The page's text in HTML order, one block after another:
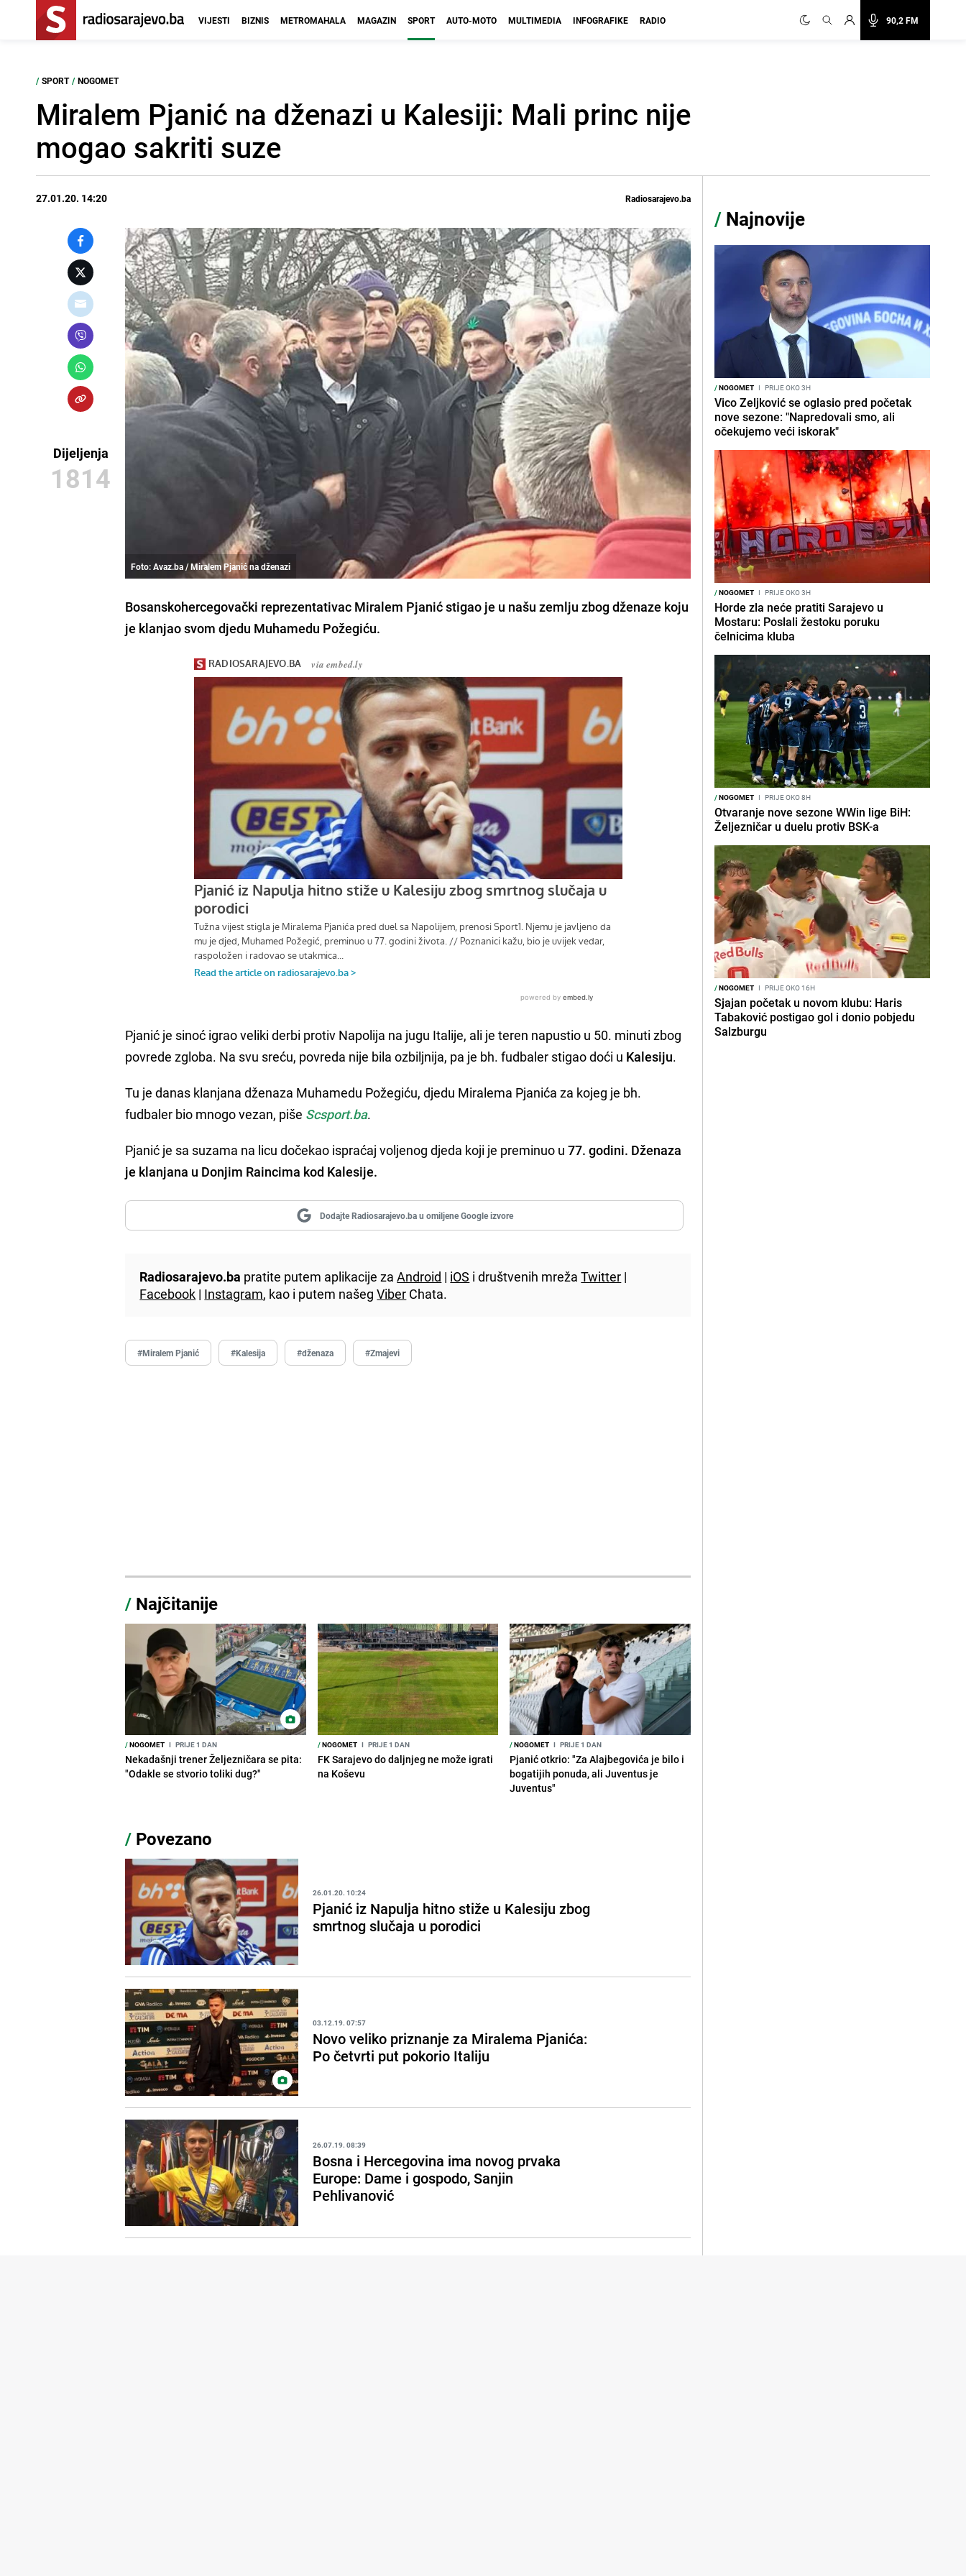
90,2 FM
VIJESTI BIZNIS METROMAHALA MAGAZIN SPORT AUTO-MOTO MULTIMEDIA INFOGRAFIKE RADIO
/ SPORT / NOGOMET
Miralem Pjanić na dženazi u Kalesiji: Mali princ nije
mogao sakriti suze
27.01.20. 14:20 Radiosarajevo.ba
Dijeljenja
1814
Foto: Avaz.ba / Miralem Pjanić na dženazi
Bosanskohercegovački reprezentativac Miralem Pjanićstigao je u našu zemlju zbog dženaze koju
je klanjao svom djedu Muhamedu Požegiću.
Pjanić je sinoć igrao veliki derbi protiv Napolija na jugu Italije, ali je teren napustio u 50. minuti zbog
povrede zgloba. Na svu sreću, povreda nije bila ozbiljnija, pa je bh. fudbaler stigao doći u Kalesiju.
Tu je danas klanjana dženaza Muhamedu Požegiću, djedu Miralema Pjanića za kojeg je bh.
fudbaler bio mnogo vezan, piše Scsport.ba.
Pjanić je sa suzama na licu dočekao ispraćaj voljenog djeda koji je preminuo u77. godini. Dženaza
je klanjana u Donjim Raincima kod Kalesije.
Dodajte Radiosarajevo.ba u omiljene Google izvore
Radiosarajevo.ba pratite putem aplikacije zaAndroid | iOS i društvenih mrežaTwitter |
Facebook | Instagram, kao i putem našegViber Chata.
#Miralem Pjanić #Kalesija #dženaza #Zmajevi
/ Najčitanije
/NOGOMET I PRIJE 1 DAN
Nekadašnji trener Željezničara se pita:
"Odakle se stvorio toliki dug?"
/NOGOMET I PRIJE 1 DAN
FK Sarajevo do daljnjeg ne može igrati
na Koševu
/NOGOMET I PRIJE 1 DAN
Pjanić otkrio: "Za Alajbegovića je bilo i
bogatijih ponuda, ali Juventus je
Juventus"
/ Povezano
26.01.20. 10:24
Pjanić iz Napulja hitno stiže u Kalesiju zbog
smrtnog slučaja u porodici
03.12.19. 07:57
Novo veliko priznanje za Miralema Pjanića:
Po četvrti put pokorio Italiju
26.07.19. 08:39
Bosna i Hercegovina ima novog prvaka
Europe: Dame i gospodo, Sanjin
Pehlivanović
/ Najnovije
/NOGOMET I PRIJE OKO 3H
Vico Zeljković se oglasio pred početak
nove sezone: "Napredovali smo, ali
očekujemo veći iskorak"
/NOGOMET I PRIJE OKO 3H
Horde zla neće pratiti Sarajevo u
Mostaru: Poslali žestoku poruku
čelnicima kluba
/NOGOMET I PRIJE OKO 8H
Otvaranje nove sezone WWin lige BiH:
Željezničar u duelu protiv BSK-a
/NOGOMET I PRIJE OKO 16H
Sjajan početak u novom klubu: Haris
Tabaković postigao gol i donio pobjedu
Salzburgu